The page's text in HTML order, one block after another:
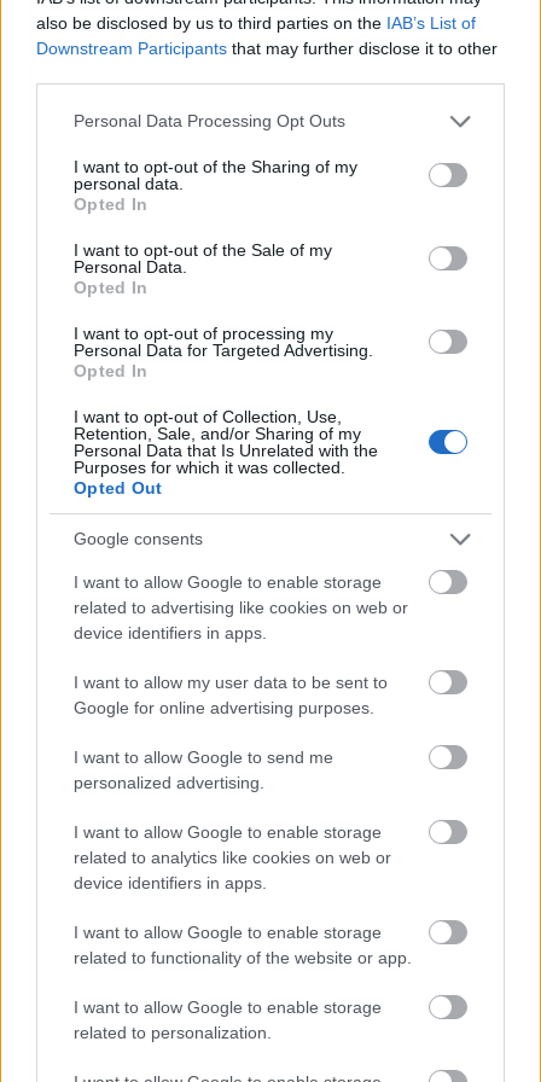
also be disclosed by us to third parties on the IAB’s List of
Downstream Participants that may further disclose it to other
Please note that this website/app uses one or more Google
not limited to your visit or usage behaviour. You may click to
grant or deny consent to Google and its third-party tags to
use your data for below specified purposes in below Google
consent section.
Personal Data Processing Opt Outs
I want to opt-out of the Sharing of my
personal data.
Opted In
I want to opt-out of the Sale of my
Personal Data.
Opted In
I want to opt-out of processing my
Personal Data for Targeted Advertising.
Opted In
I want to opt-out of Collection, Use,
Retention, Sale, and/or Sharing of my
Personal Data that Is Unrelated with the
Purposes for which it was collected.
Opted Out
Google consents
I want to allow Google to enable storage
related to advertising like cookies on web or
device identifiers in apps.
I want to allow my user data to be sent to
Google for online advertising purposes.
I want to allow Google to send me
personalized advertising.
I want to allow Google to enable storage
related to analytics like cookies on web or
device identifiers in apps.
I want to allow Google to enable storage
related to functionality of the website or app.
I want to allow Google to enable storage
related to personalization.
főzelék sóska
egyszerű recept
édesburgonya
Kapcsolódó receptek
Őszibarackkal és mézzel sült csirkemell -
Ezekkel a fűszerekkel lesz a legfinomabb
Sütőben sült házi szilvalekvár, ami megfőzi
saját magát - Ez a legjobb változat